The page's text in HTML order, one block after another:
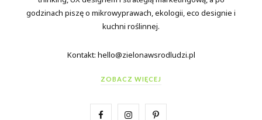
godzinach piszę o mikrowyprawach, ekologii, eco designie i
kuchni roślinnej.
Kontakt: hello@zielonawsrodludzi.pl
ZOBACZ WIĘCEJ
F I P